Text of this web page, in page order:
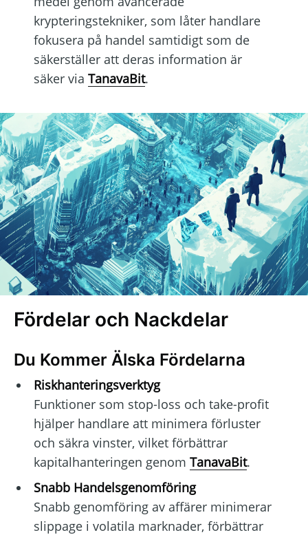
krypteringstekniker, som låter handlare
fokusera på handel samtidigt som de
säkerställer att deras information är
säker via TanavaBit.
Fördelar och Nackdelar
Du Kommer Älska Fördelarna
Riskhanteringsverktyg
Funktioner som stop-loss och take-profit
hjälper handlare att minimera förluster
och säkra vinster, vilket förbättrar
kapitalhanteringen genom TanavaBit.
Snabb Handelsgenomföring
Snabb genomföring av affärer minimerar
slippage i volatila marknader, förbättrar